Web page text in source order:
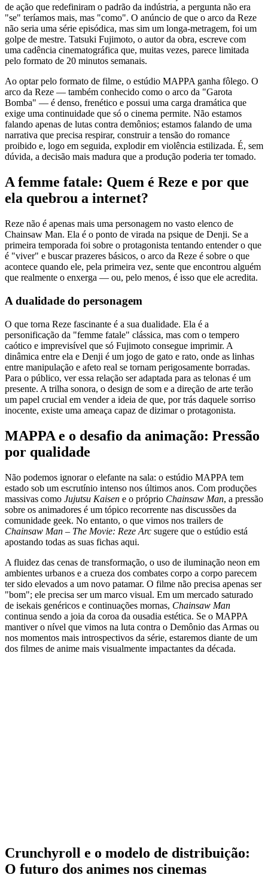
de ação que redefiniram o padrão da indústria, a pergunta não era
"se" teríamos mais, mas "como". O anúncio de que o arco da Reze
não seria uma série episódica, mas sim um longa-metragem, foi um
golpe de mestre. Tatsuki Fujimoto, o autor da obra, escreve com
uma cadência cinematográfica que, muitas vezes, parece limitada
pelo formato de 20 minutos semanais.
Ao optar pelo formato de filme, o estúdio MAPPA ganha fôlego. O
arco da Reze — também conhecido como o arco da "Garota
Bomba" — é denso, frenético e possui uma carga dramática que
exige uma continuidade que só o cinema permite. Não estamos
falando apenas de lutas contra demônios; estamos falando de uma
narrativa que precisa respirar, construir a tensão do romance
proibido e, logo em seguida, explodir em violência estilizada. É, sem
dúvida, a decisão mais madura que a produção poderia ter tomado.
A femme fatale: Quem é Reze e por que
ela quebrou a internet?
Reze não é apenas mais uma personagem no vasto elenco de
Chainsaw Man. Ela é o ponto de virada na psique de Denji. Se a
primeira temporada foi sobre o protagonista tentando entender o que
é "viver" e buscar prazeres básicos, o arco da Reze é sobre o que
acontece quando ele, pela primeira vez, sente que encontrou alguém
que realmente o enxerga — ou, pelo menos, é isso que ele acredita.
A dualidade do personagem
O que torna Reze fascinante é a sua dualidade. Ela é a
personificação da "femme fatale" clássica, mas com o tempero
caótico e imprevisível que só Fujimoto consegue imprimir. A
dinâmica entre ela e Denji é um jogo de gato e rato, onde as linhas
entre manipulação e afeto real se tornam perigosamente borradas.
Para o público, ver essa relação ser adaptada para as telonas é um
presente. A trilha sonora, o design de som e a direção de arte terão
um papel crucial em vender a ideia de que, por trás daquele sorriso
inocente, existe uma ameaça capaz de dizimar o protagonista.
MAPPA e o desafio da animação: Pressão
por qualidade
Não podemos ignorar o elefante na sala: o estúdio MAPPA tem
estado sob um escrutínio intenso nos últimos anos. Com produções
massivas como Jujutsu Kaisen e o próprio Chainsaw Man, a pressão
sobre os animadores é um tópico recorrente nas discussões da
comunidade geek. No entanto, o que vimos nos trailers de
Chainsaw Man – The Movie: Reze Arc sugere que o estúdio está
apostando todas as suas fichas aqui.
A fluidez das cenas de transformação, o uso de iluminação neon em
ambientes urbanos e a crueza dos combates corpo a corpo parecem
ter sido elevados a um novo patamar. O filme não precisa apenas ser
"bom"; ele precisa ser um marco visual. Em um mercado saturado
de isekais genéricos e continuações mornas, Chainsaw Man
continua sendo a joia da coroa da ousadia estética. Se o MAPPA
mantiver o nível que vimos na luta contra o Demônio das Armas ou
nos momentos mais introspectivos da série, estaremos diante de um
dos filmes de anime mais visualmente impactantes da década.
Crunchyroll e o modelo de distribuição:
O futuro dos animes nos cinemas